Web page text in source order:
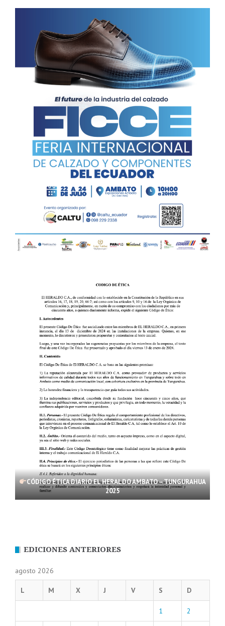
CÓDIGO ÉTICA DIARIO EL HERALDO AMBATO – TUNGURAHUA
2025
EDICIONES ANTERIORES
agosto 2026
L M X J V S D
1 2